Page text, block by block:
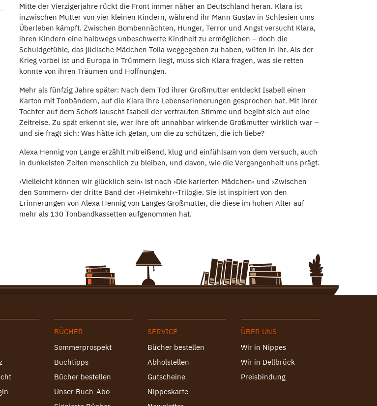
Mitte der Vierzigerjahre rückt die Front immer näher an Deutschland heran. Klara ist
inzwischen Mutter von vier kleinen Kindern, während ihr Mann Gustav in Schlesien ums
Überleben kämpft. Zwischen Bombennächten, Hunger, Terror und Angst versucht Klara,
ihren Kindern eine halbwegs unbeschwerte Kindheit zu ermöglichen – doch die
Schuldgefühle, das jüdische Mädchen Tolla weggegeben zu haben, wüten in ihr. Als der
Krieg vorbei ist und Europa in Trümmern liegt, muss sich Klara fragen, was sie retten
konnte von ihren Träumen und Hoffnungen.
Mehr als fünfzig Jahre später: Nach dem Tod ihrer Großmutter entdeckt Isabell einen
Karton mit Tonbändern, auf die Klara ihre Lebenserinnerungen gesprochen hat. Mit ihrer
Tochter auf dem Schoß lauscht Isabell der vertrauten Stimme und begibt sich auf eine
Zeitreise. Zu spät erkennt sie, wer ihre oft unnahbar wirkende Großmutter wirklich war –
und sie fragt sich: Was hätte ich getan, um die zu schützen, die ich liebe?
Alexa Hennig von Lange erzählt mitreißend, klug und einfühlsam von dem Versuch, auch
in dunkelsten Zeiten menschlich zu bleiben, und davon, wie die Vergangenheit uns prägt.
›Vielleicht können wir glücklich sein‹ ist nach ›Die karierten Mädchen‹ und ›Zwischen
den Sommern‹ der dritte Band der ›Heimkehr‹-Trilogie. Sie ist inspiriert von den
Erinnerungen von Alexa Hennig von Langes Großmutter, die diese im hohen Alter auf
mehr als 130 Tonbandkassetten aufgenommen hat.
BÜCHER
Sommerprospekt
Buchtipps
Bücher bestellen
Unser Buch-Abo
SERVICE
Bücher bestellen
Abholstellen
Gutscheine
Nippeskarte
ÜBER UNS
Wir in Nippes
Wir in Dellbrück
Preisbindung